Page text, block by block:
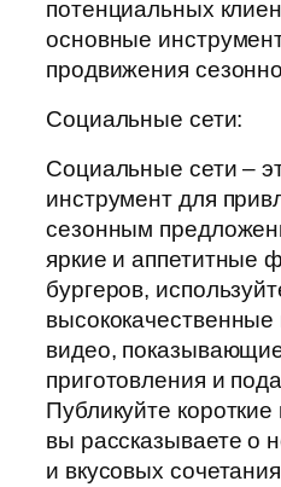
потенциальных
основные
продвижения
Социальные сети:
Социальные сети –
инструмент для
сезонным
яркие и аппетитные
бургеров,
видео,
приготовления и
Публикуйте
вы рассказываете о
и вкусовых